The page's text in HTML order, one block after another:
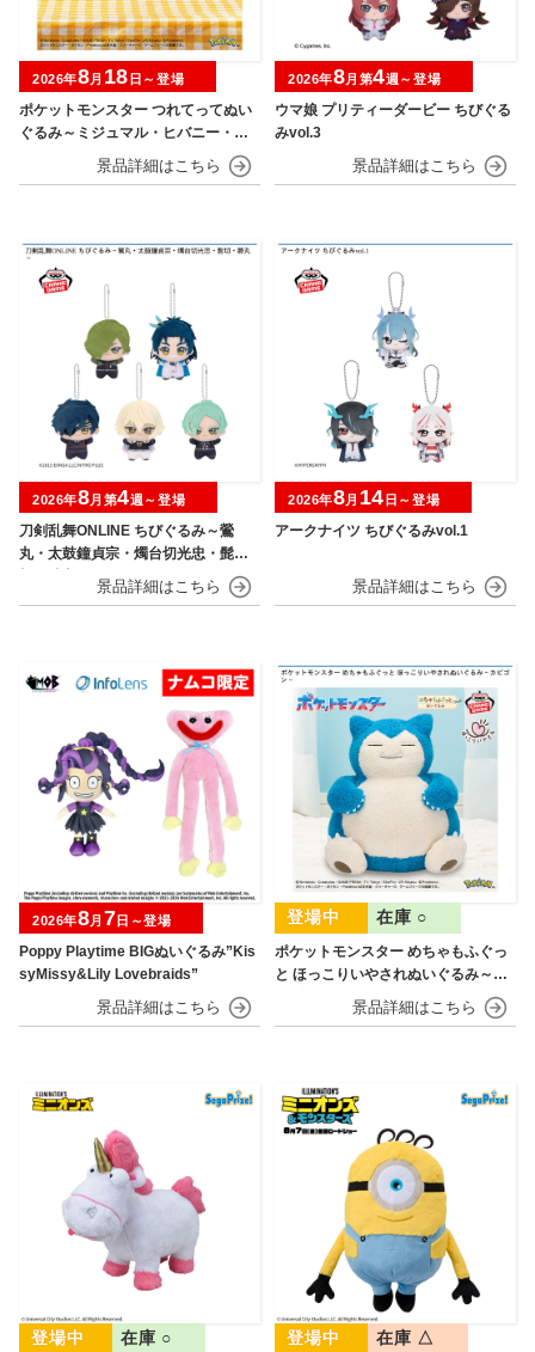
ポケットモンスター つれてってぬい
ぐるみ～ミジュマル・ヒバニー・ニ
2026年8月 18 日～登場
ウマ娘 プリティーダービー ちびぐる
みvol.3
2026年8月第4週～登場
刀剣乱舞ONLINE ちびぐるみ～鶯
丸・太鼓鐘貞宗・燭台切光忠・髭
2026年8月第4週～登場
アークナイツ ちびぐるみvol.1
2026年8月 14 日～登場
Poppy Playtime BIGぬいぐるみ”Kis
syMissy&Lily Lovebraids”
2026年8月 7日～登場
ポケットモンスター めちゃもふぐっ
と ほっこりいやされぬいぐるみ～カ
在庫 ○
在庫 ○ 在庫 △